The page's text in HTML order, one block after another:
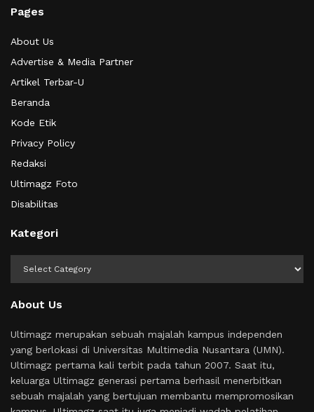
Pages
About Us
Advertise & Media Partner
Artikel Terbar-U
Beranda
Kode Etik
Privacy Policy
Redaksi
Ultimagz Foto
Disabilitas
Kategori
About Us
Ultimagz merupakan sebuah majalah kampus independen
yang berlokasi di Universitas Multimedia Nusantara (UMN).
Ultimagz pertama kali terbit pada tahun 2007. Saat itu,
keluarga Ultimagz generasi pertama berhasil menerbitkan
sebuah majalah yang bertujuan membantu mempromosikan